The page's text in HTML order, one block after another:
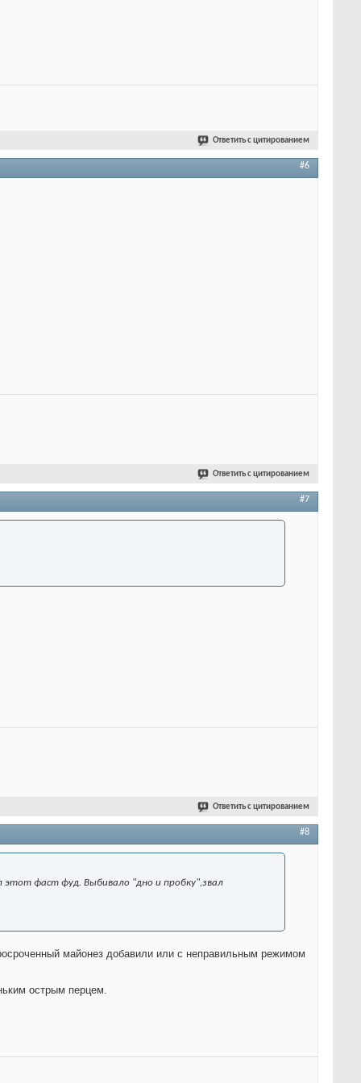
Ответить с цитированием
#6
Ответить с цитированием
#7
Ответить с цитированием
#8
этот фаст фуд. Выбивало "дно и пробку",звал
майонез добавили или с неправильным режимом
острым перцем.